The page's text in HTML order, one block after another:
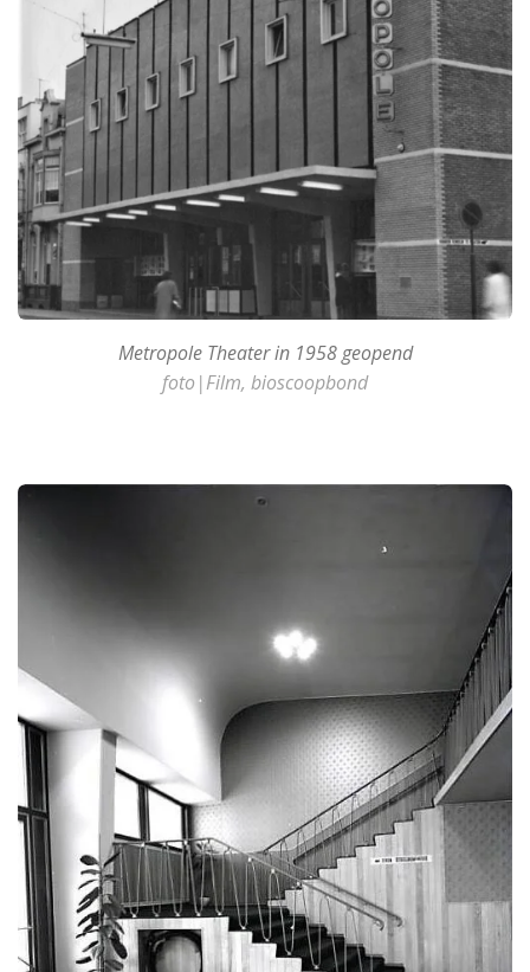
Metropole Theater in 1958 geopend
foto|Film, bioscoopbond